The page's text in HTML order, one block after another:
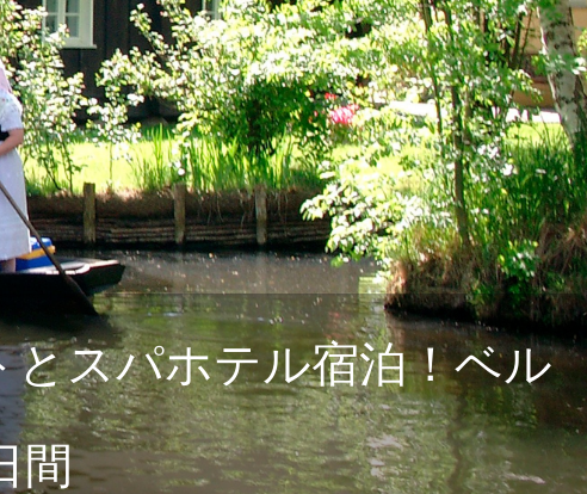
スパホテル宿泊！ベル
間